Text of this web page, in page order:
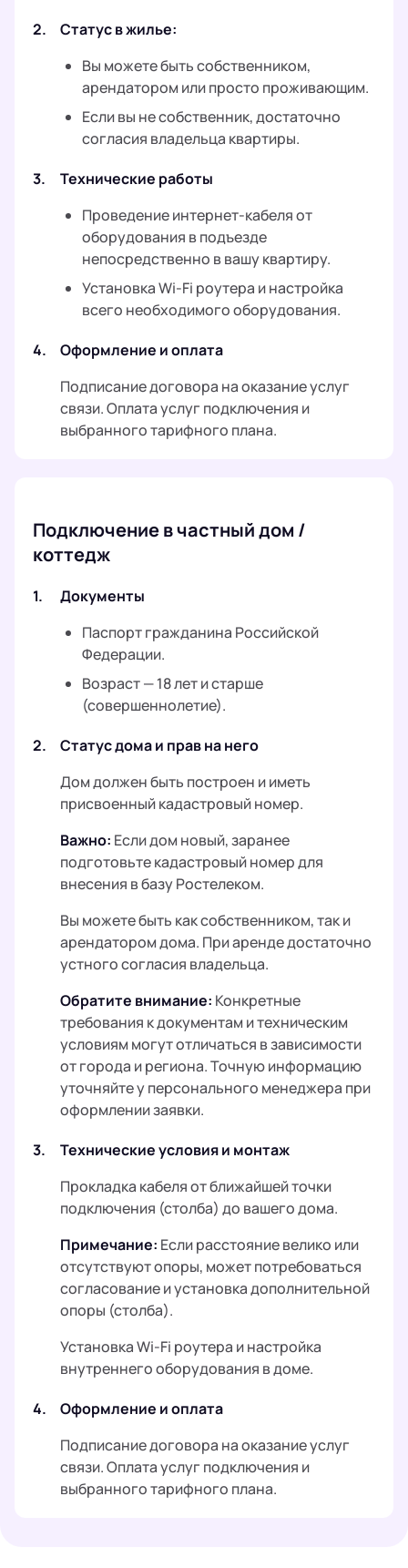
2.
Статус в жилье:
Вы можете быть собственником,
арендатором или просто проживающим.
Если вы не собственник, достаточно
согласия владельца квартиры.
3.
Технические работы
Проведение интернет-кабеля от
оборудования в подъезде
непосредственно в вашу квартиру.
Установка Wi-Fi роутера и настройка
всего необходимого оборудования.
4.
Оформление и оплата
Подписание договора на оказание услуг
связи. Оплата услуг подключения и
выбранного тарифного плана.
Подключение в частный дом /
коттедж
1.
Документы
Паспорт гражданина Российской
Федерации.
Возраст — 18 лет и старше
(совершеннолетие).
2.
Статус дома и прав на него
Дом должен быть построен и иметь
присвоенный кадастровый номер.
Важно: Если дом новый, заранее
подготовьте кадастровый номер для
внесения в базу Ростелеком.
Вы можете быть как собственником, так и
арендатором дома. При аренде достаточно
устного согласия владельца.
Обратите внимание: Конкретные
требования к документам и техническим
условиям могут отличаться в зависимости
от города и региона. Точную информацию
уточняйте у персонального менеджера при
оформлении заявки.
3.
Технические условия и монтаж
Прокладка кабеля от ближайшей точки
подключения (столба) до вашего дома.
Примечание: Если расстояние велико или
отсутствуют опоры, может потребоваться
согласование и установка дополнительной
опоры (столба).
Установка Wi-Fi роутера и настройка
внутреннего оборудования в доме.
4.
Оформление и оплата
Подписание договора на оказание услуг
связи. Оплата услуг подключения и
выбранного тарифного плана.